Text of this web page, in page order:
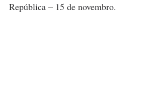
República – 15 de novembro.